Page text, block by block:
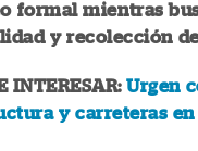
formal mientras
y recolección
INTERESAR:Urgen
y carreteras en